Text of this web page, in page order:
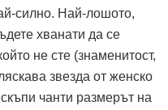
силно. Най-лошото,
хванати да се
не сте (знаменитост,
звезда от женско
чанти размерът на